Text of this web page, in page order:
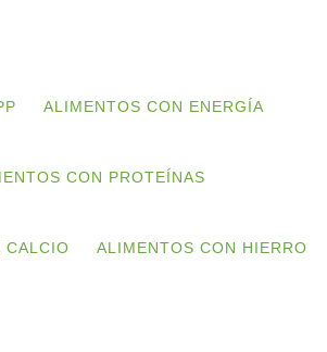
ALIMENTOS CON ENERGÍA
CON PROTEÍNAS
CALCIO ALIMENTOS CON HIERRO